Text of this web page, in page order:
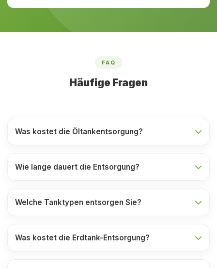
FAQ
Häufige Fragen
Was kostet die Öltankentsorgung?
Wie lange dauert die Entsorgung?
Welche Tanktypen entsorgen Sie?
Was kostet die Erdtank-Entsorgung?